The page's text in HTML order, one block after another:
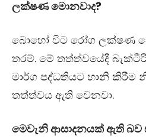
ලක්ෂණ මොනවාද?
බොහෝ විට රෝග ලක්ෂණ
තරම්. මේ තත්ත්වයේදී
මාර්ග පද්ධතියට හානි කිරීම
තත්ත්වය ඇති වෙනවා.
මෙවැනි ආසාදනයක් ඇති